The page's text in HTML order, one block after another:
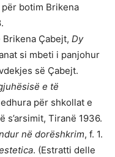
botim Brikena
Çabejt, Dy
si mbeti i panjohur
së Çabejt.
e të
për shkollat e
s’arsimit, Tiranë 1936.
në dorëshkrim, f. 1.
. (Estratti delle